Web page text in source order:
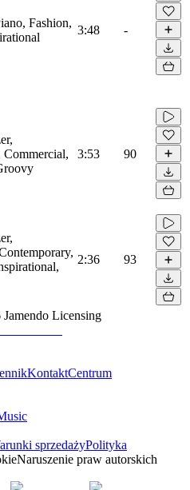
Fashion,
3:48 -
Commercial,
3:53 90
2:36 93
Jamendo Licensing
KontaktCentrum
sprzedażyPolityka
Naruszenie praw autorskich